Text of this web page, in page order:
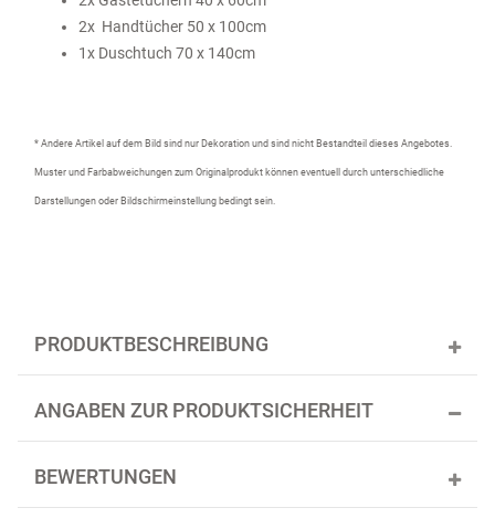
2x Handtücher 50 x 100cm
1x Duschtuch 70 x 140cm
* Andere Artikel auf dem Bild sind nur Dekoration und sind nicht Bestandteil dieses Angebotes.
Muster und Farbabweichungen zum Originalprodukt können eventuell durch unterschiedliche
Darstellungen oder Bildschirmeinstellung bedingt sein.
PRODUKTBESCHREIBUNG
ANGABEN ZUR PRODUKTSICHERHEIT
BEWERTUNGEN